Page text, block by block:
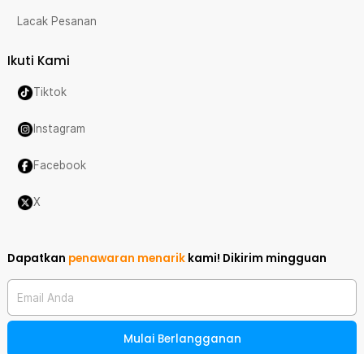
Lacak Pesanan
Ikuti Kami
Tiktok
Instagram
Facebook
X
Dapatkan penawaran menarik kami! Dikirim mingguan
Email Anda
Mulai Berlangganan